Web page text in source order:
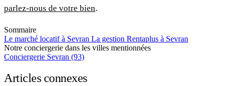
parlez-nous de votre bien.
Sommaire
Le marché locatif à Sevran La gestion Rentaplus à Sevran
Notre conciergerie dans les villes mentionnées
Conciergerie Sevran (93)
Articles connexes